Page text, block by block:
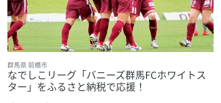
群馬県 前橋市
なでしこリーグ「バニーズ群馬FCホワイトス
ター」をふるさと納税で応援！